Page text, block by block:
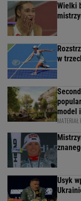
Wielki
w
model
MATERIAŁ
Usyk